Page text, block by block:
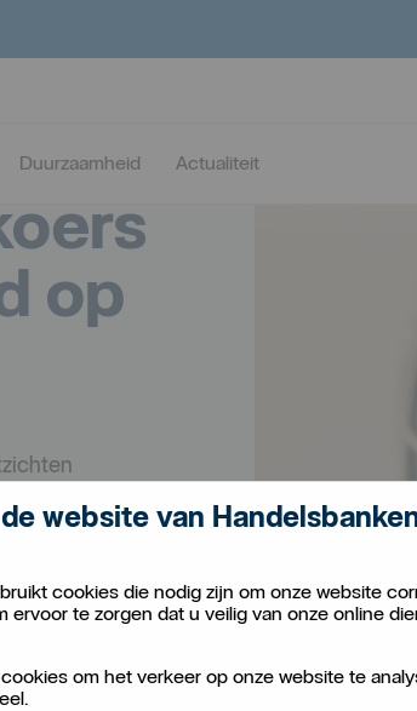
website van
cookies die nodig zijn om onze website
ervoor te zorgen dat u veilig van onze online
om het verkeer op onze website te
Duurzaamheid Actualiteit
hoe
op
Fed staan op losse
onzekerheid
de impact
inflatie en het